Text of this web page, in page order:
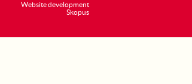
Website development
Skopus